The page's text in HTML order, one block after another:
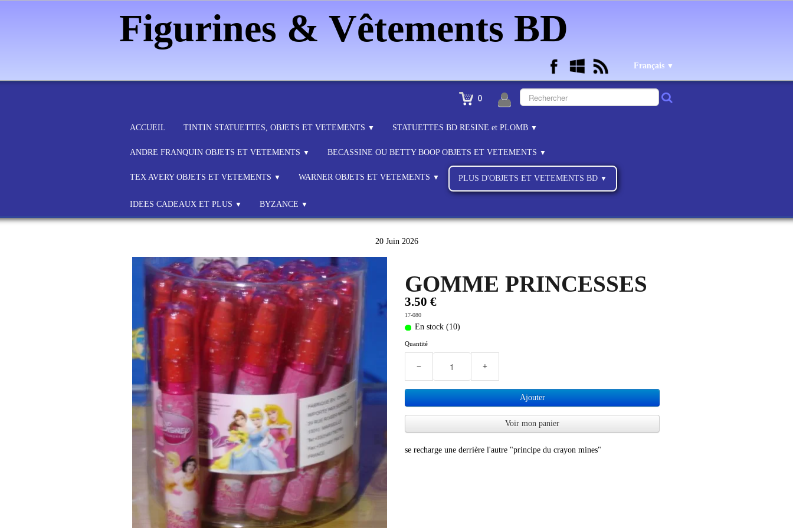
Figurines & Vêtements BD
Français ▼
0
ACCUEIL TINTIN STATUETTES, OBJETS ET VETEMENTS ▼ STATUETTES BD RESINE et PLOMB ▼
ANDRE FRANQUIN OBJETS ET VETEMENTS ▼ BECASSINE OU BETTY BOOP OBJETS ET VETEMENTS ▼
TEX AVERY OBJETS ET VETEMENTS ▼ WARNER OBJETS ET VETEMENTS ▼ PLUS D'OBJETS ET VETEMENTS BD ▼
IDEES CADEAUX ET PLUS ▼ BYZANCE ▼
20 Juin 2026
GOMME PRINCESSES
3.50 €
17-080
En stock (10)
Quantité
− +
Ajouter
Voir mon panier
se recharge une derrière l'autre "principe du crayon mines"